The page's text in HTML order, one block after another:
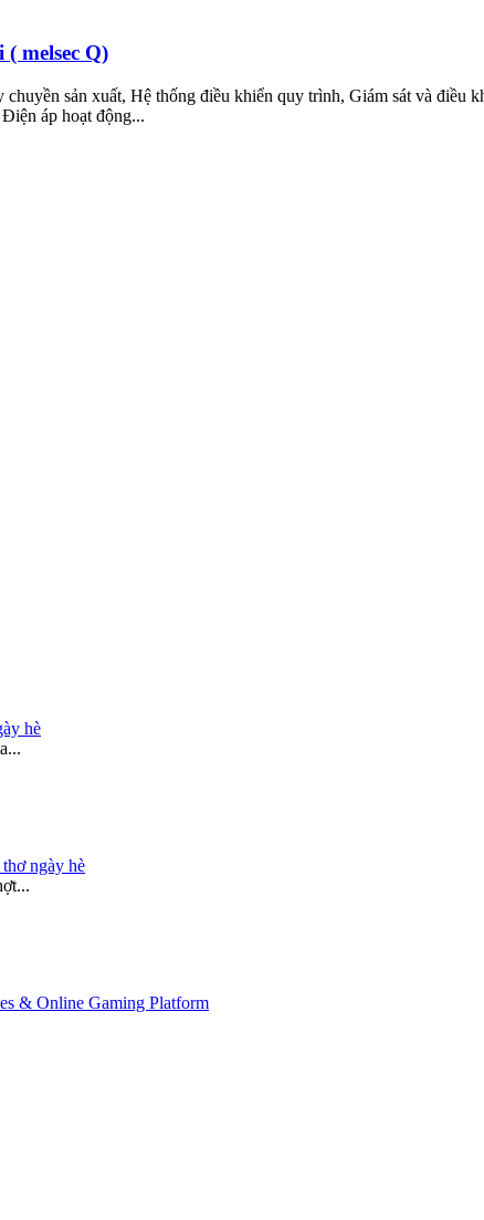
melsec Q)
sản xuất, Hệ thống điều khiển quy trình, Giám sát và điều
áp hoạt động...
hè
ngày hè
& Online Gaming Platform